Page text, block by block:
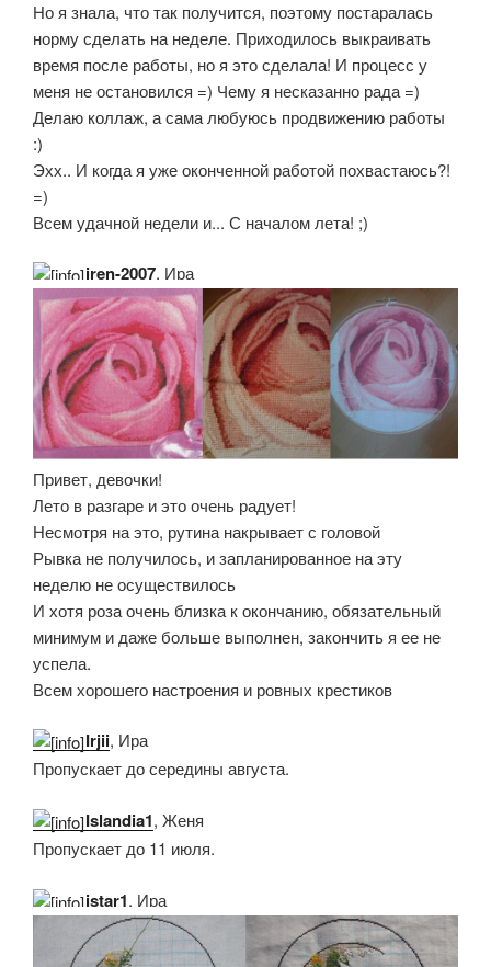
Но я знала, что так получится, поэтому постаралась
норму сделать на неделе. Приходилось выкраивать
время после работы, но я это сделала! И процесс у
меня не остановился =) Чему я несказанно рада =)
Делаю коллаж, а сама любуюсь продвижению работы
:)
Эхх.. И когда я уже оконченной работой похвастаюсь?!
=)
Всем удачной недели и... С началом лета! ;)
iren-2007, Ира
Привет, девочки!
Лето в разгаре и это очень радует!
Несмотря на это, рутина накрывает с головой
Рывка не получилось, и запланированное на эту
неделю не осуществилось
И хотя роза очень близка к окончанию, обязательный
минимум и даже больше выполнен, закончить я ее не
успела.
Всем хорошего настроения и ровных крестиков
Irjii, Ира
Пропускает до середины августа.
Islandia1, Женя
Пропускает до 11 июля.
istar1, Ира